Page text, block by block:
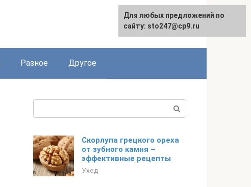
Разное Другое
Скорлупа грецкого ореха
от зубного камня –
эффективные рецепты
Уход
Для любых предложений по
сайту: sto247@cp9.ru